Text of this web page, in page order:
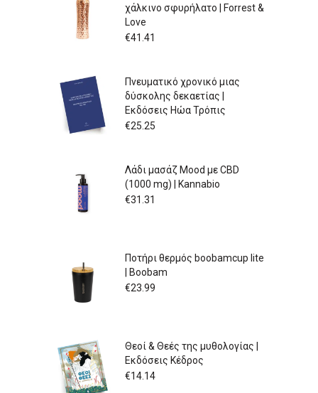
χάλκινο σφυρήλατο | Forrest &
Love
€41.41
Πνευματικό χρονικό μιας
δύσκολης δεκαετίας |
Εκδόσεις Ηώα Τρόπις
€25.25
Λάδι μασάζ Mood με CBD
(1000 mg) | Kannabio
€31.31
Ποτήρι θερμός boobamcup lite
| Boobam
€23.99
Θεοί & Θεές της μυθολογίας |
Εκδόσεις Κέδρος
€14.14